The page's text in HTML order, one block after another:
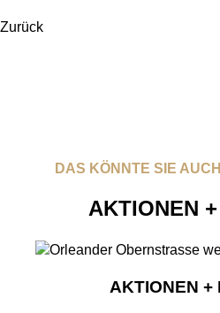
Zurück
DAS KÖNNTE SIE
AKTIONEN
AKTIONEN +